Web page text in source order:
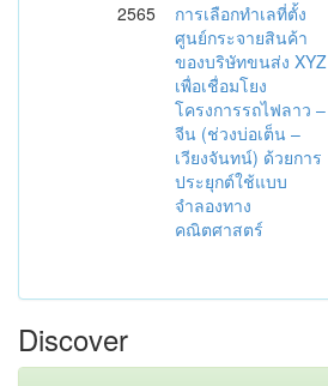
2565
การเลือกทำเลที่ตั้ง
ศูนย์กระจายสินค้า
ของบริษัทขนส่ง XYZ
เพื่อเชื่อมโยง
โครงการรถไฟลาว –
จีน (ช่วงบ่อเต็น –
เวียงจันทน์) ด้วยการ
ประยุกต์ใช้แบบ
จำลองทาง
คณิตศาสตร์
Discover